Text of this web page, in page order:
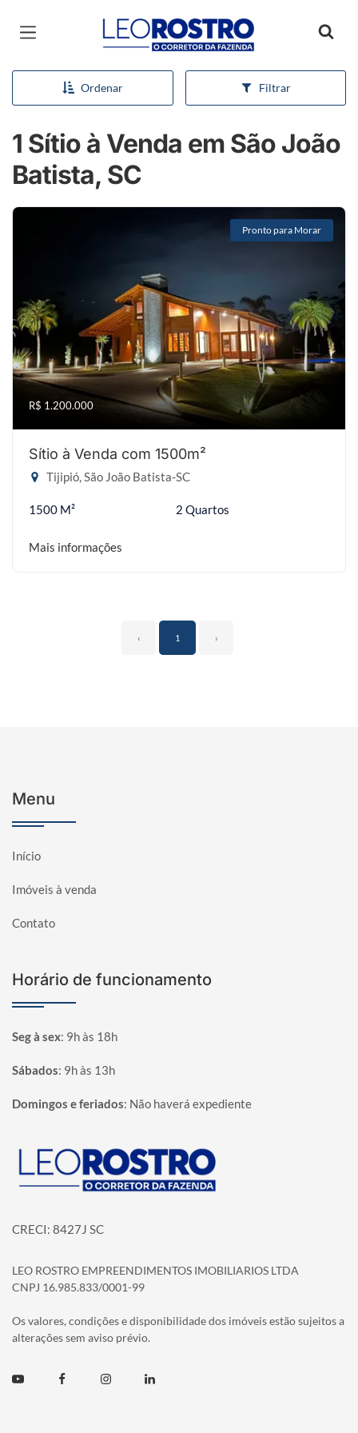
Página inicial
Ordenar Filtrar
1 Sítio à Venda em São João
Batista, SC
Pronto para Morar
R$ 1.200.000
Sítio à Venda com 1500m²
Tijipió, São João Batista-SC
1500 M² 2 Quartos
Mais informações
‹ 1 ›
Menu
Início
Imóveis à venda
Contato
Horário de funcionamento
Seg à sex: 9h às 18h
Sábados: 9h às 13h
Domingos e feriados: Não haverá expediente
Página inicial
CRECI: 8427J SC
LEO ROSTRO EMPREENDIMENTOS IMOBILIARIOS LTDA
CNPJ 16.985.833/0001-99
Os valores, condições e disponibilidade dos imóveis estão sujeitos a
alterações sem aviso prévio.
Youtube FacebookInstagramLinkedin